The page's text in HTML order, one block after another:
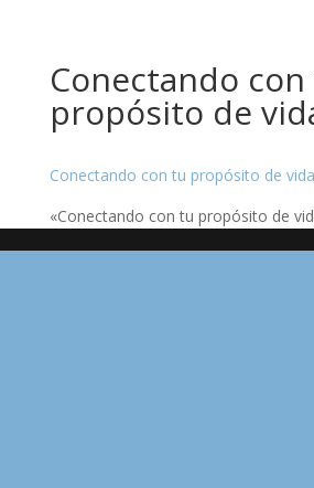
Conectando
propósito de
Conectando con tu propósito de vida
«Conectando con tu propósito de